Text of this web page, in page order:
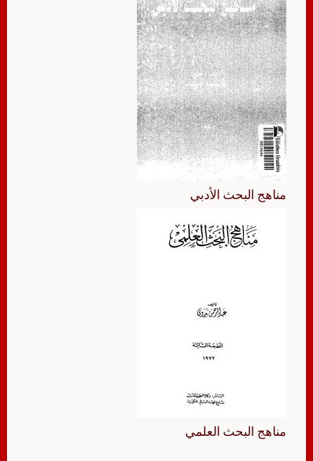
مناهج البحث الأدبي
مناهج البحث العلمي